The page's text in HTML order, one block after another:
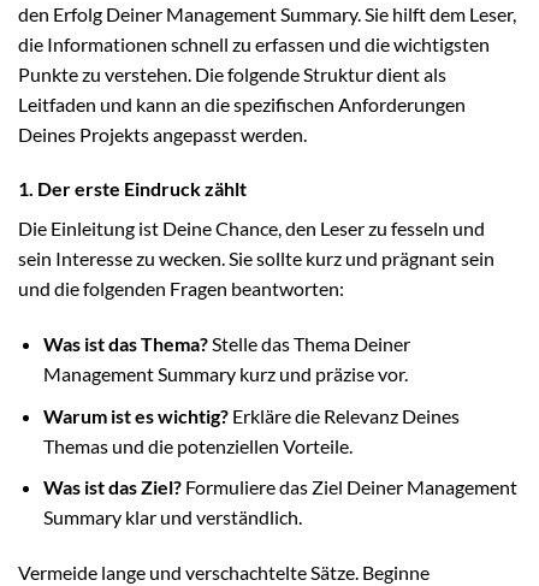
den Erfolg Deiner Management Summary. Sie hilft dem Leser,
die Informationen schnell zu erfassen und die wichtigsten
Punkte zu verstehen. Die folgende Struktur dient als
Leitfaden und kann an die spezifischen Anforderungen
Deines Projekts angepasst werden.
1. Der erste Eindruck zählt
Die Einleitung ist Deine Chance, den Leser zu fesseln und
sein Interesse zu wecken. Sie sollte kurz und prägnant sein
und die folgenden Fragen beantworten:
Was ist das Thema?Stelle das Thema Deiner
Management Summary kurz und präzise vor.
Warum ist es wichtig?Erkläre die Relevanz Deines
Themas und die potenziellen Vorteile.
Was ist das Ziel?Formuliere das Ziel Deiner Management
Summary klar und verständlich.
Vermeide lange und verschachtelte Sätze. Beginne